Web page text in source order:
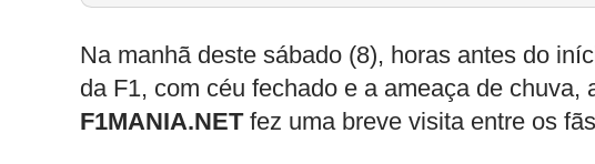
Na manhã deste sábado (8), horas antes do
da F1, com céu fechado e a ameaça de chuva,
F1MANIA.NETfez uma breve visita entre os